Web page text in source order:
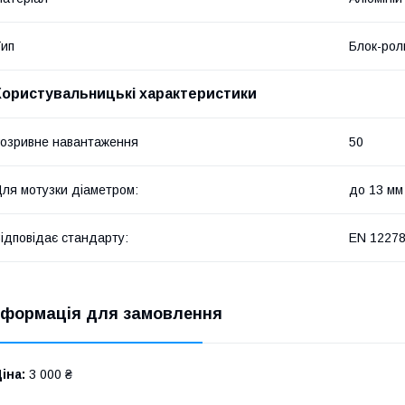
Блок-
характеристики
навантаження 50
мотузки діаметром: до 13 мм
стандарту: EN 12278
для замовлення
3 000 ₴